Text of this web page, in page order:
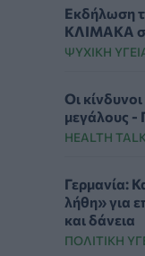
Εκδήλωση
ΚΛΙΜΑΚΑ
ΨΥΧΙΚΉ
Οι
μεγάλους -
HEALTH TALK
Γερμανία:
λήθη» για
και δάνεια
ΠΟΛΙΤΙΚΉ